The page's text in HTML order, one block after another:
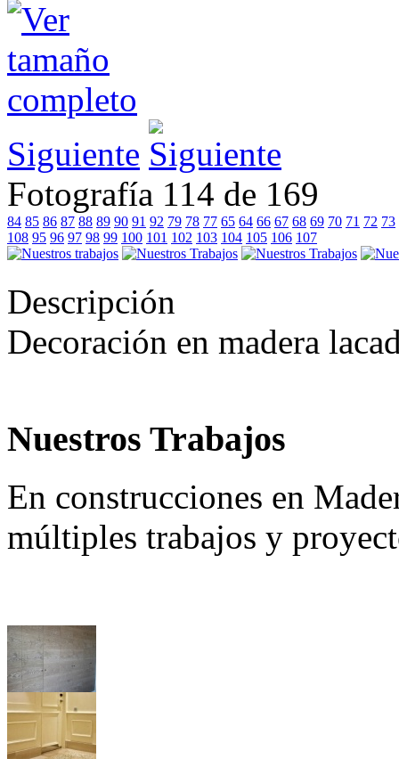
Siguiente
Fotografía 114 de 169
84 85 86 87 88 89 90 91 92 79 78 77 65 64 66 67 68 69 70 71 72 73
108 95 96 97 98 99 100 101 102 103 104 105 106 107
Descripción
Decoración en madera
Nuestros Trabajos
En construcciones en
múltiples trabajos y